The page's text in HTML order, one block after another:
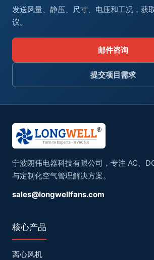
发送风量、静压、尺寸、电压和工况，获
议。
邮件咨询
提交项目需求
宁波朗伟电器科技有限公司，专注 AC、
与定制化空气管理解决方案。
sales@longwellfans.com
核心产品
离心风机